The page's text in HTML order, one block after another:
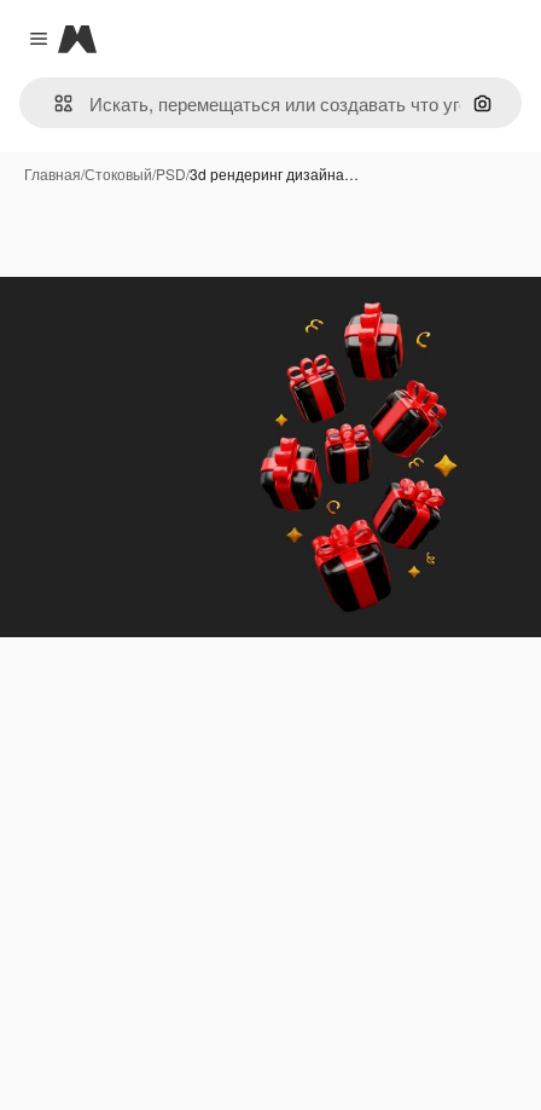
Close menu
Magnific
Поиск
Главная/Стоковый/PSD/3d рендеринг дизайна…